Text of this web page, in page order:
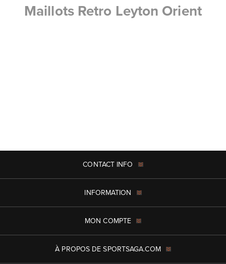
Maillots Retro Leyton Orient
CONTACT INFO
INFORMATION
MON COMPTE
À PROPOS DE SPORTSAGA.COM